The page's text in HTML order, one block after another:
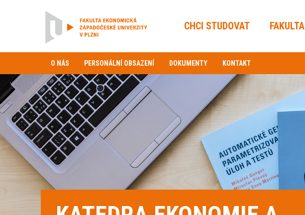
CHCI STUDOVAT FAKULTA
O NÁS PERSONÁLNÍ OBSAZENÍ DOKUMENTY KONTAKT